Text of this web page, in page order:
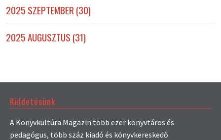
2025 SZEPTEMBER (30)
2025 AUGUSZTUS (31)
Küldetésünk
A Könyvkultúra Magazin több ezer könyvtáros és
pedagógus, több száz kiadó és könyvkereskedő